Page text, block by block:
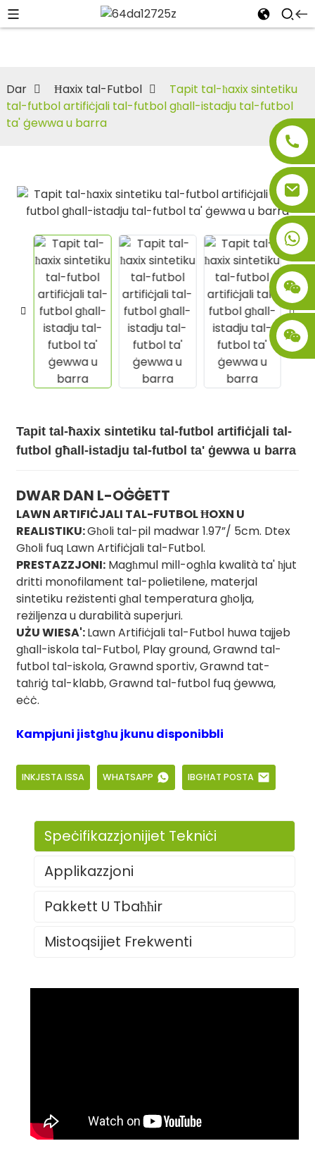
Dar Ħaxix tal-Futbol
Tapit tal-ħaxix sintetiku
tal-futbol artifiċjali tal-futbol għall-istadju tal-futbol
ta' ġewwa u barra
Tapit tal-ħaxix sintetiku tal-futbol artifiċjali tal-
futbol għall-istadju tal-futbol ta' ġewwa u barra
DWAR DAN L-OĠĠETT
LAWN ARTIFIĊJALI TAL-FUTBOL ĦOXN U
REALISTIKU:Għoli tal-pil madwar 1.97”/ 5cm. Dtex
Għoli fuq Lawn Artifiċjali tal-Futbol.
PRESTAZZJONI:Magħmul mill-ogħla kwalità ta' ħjut
dritti monofilament tal-polietilene, materjal
sintetiku reżistenti għal temperatura għolja,
reżiljenza u durabilità superjuri.
UŻU WIESA':Lawn Artifiċjali tal-Futbol huwa tajjeb
għall-iskola tal-Futbol, ​​Play ground, Grawnd tal-
futbol tal-iskola, Grawnd sportiv, Grawnd tat-
taħriġ tal-klabb, Grawnd tal-futbol fuq ġewwa,
eċċ.
Kampjuni jistgħu jkunu disponibbli
INKJESTA ISSA WHATSAPP IBGĦAT POSTA
Speċifikazzjonijiet Tekniċi
Applikazzjoni
Pakkett U Tbaħħir
Mistoqsijiet Frekwenti
40Kwartieri Ġenerali
8,000 -10,000 metru
kwadru
3. Xi ngħidu dwar il-MOQ
tiegħek?